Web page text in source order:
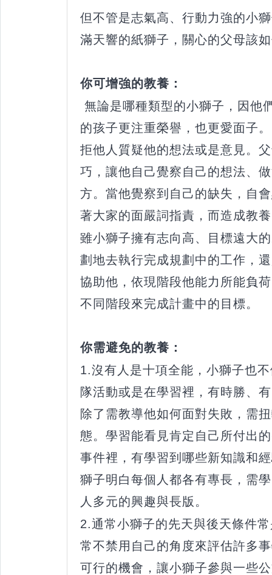
但不管是志氣高、行動力強的小
滿天響的紙獅子，關心的父母該
你可增強的教養：
無論是哪種類型的小獅子，因他
的孩子更注重榮譽，也更愛面子
拒他人質疑他的想法或是意見。
巧，讓他自己覺察自己的想法、
方。當他覺察到自己的缺失，自
著大家的面嚴詞指責，而造成教
雖小獅子擁有志向高、目標遠大
劃地去執行完成規劃中的工作，
協助他，依現階段他能力所能負
不同階段來完成計畫中的目標。
你需避免的教養：
1.沒有人是十項全能，小獅子也
隊活動或是在學習裡，有時勝、
除了需教導他如何面對失敗，需
態。學習能看見肯定自己所付出
事件裡，有學習到哪些新知識和
獅子明白每個人都各有專長，需
人多元的興趣與長版。
2.通常小獅子的先天與後天條件
常不禁用自己的角度來評估許多
可行的機會，讓小獅子參與一些